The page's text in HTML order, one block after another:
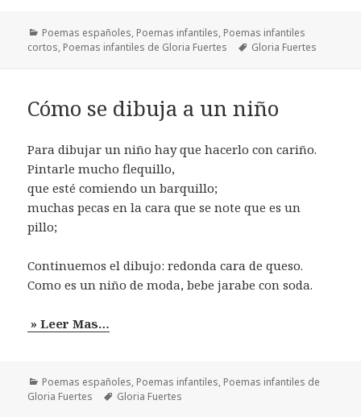
Categorías
Poemas españoles, Poemas infantiles, Poemas infantiles
cortos, Poemas infantiles de Gloria Fuertes Etiquetas
Gloria Fuertes
Cómo se dibuja a un niño
Para dibujar un niño hay que hacerlo con cariño.
Pintarle mucho flequillo,
que esté comiendo un barquillo;
muchas pecas en la cara que se note que es un
pillo;
Continuemos el dibujo: redonda cara de queso.
Como es un niño de moda, bebe jarabe con soda.
» Leer Mas…
Categorías
Poemas españoles, Poemas infantiles, Poemas infantiles de
Gloria Fuertes
Etiquetas
Gloria Fuertes